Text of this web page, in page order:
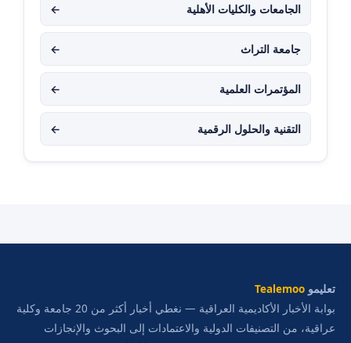
الجامعات والكليات الأهلية ←
جامعة التراث ←
المؤتمرات العلمية ←
التقنية والحلول الرقمية ←
تعليمو Tealemoo
بوابة الأخبار الأكاديمية العراقية — نغطي أخبار أكثر من 20 جامعة وكلية
عراقية، من التصنيفات الدولية والاعتمادات إلى البحوث والإنجازات